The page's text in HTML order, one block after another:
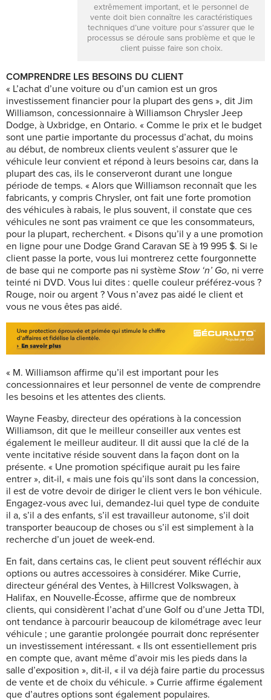
extrêmement important, et le personnel de
vente doit bien connaître les caractéristiques
techniques d’une voiture pour s’assurer que le
processus se déroule sans problème et que le
client puisse faire son choix.
COMPRENDRE LES BESOINS DU CLIENT
« L’achat d’une voiture ou d’un camion est un gros
investissement financier pour la plupart des gens », dit Jim
Williamson, concessionnaire à Williamson Chrysler Jeep
Dodge, à Uxbridge, en Ontario. « Comme le prix et le budget
sont une partie importante du processus d’achat, du moins
au début, de nombreux clients veulent s’assurer que le
véhicule leur convient et répond à leurs besoins car, dans la
plupart des cas, ils le conserveront durant une longue
période de temps. « Alors que Williamson reconnaît que les
fabricants, y compris Chrysler, ont fait une forte promotion
des véhicules à rabais, le plus souvent, il constate que ces
véhicules ne sont pas vraiment ce que les consommateurs,
pour la plupart, recherchent. « Disons qu’il y a une promotion
en ligne pour une Dodge Grand Caravan SE à 19 995 $. Si le
client passe la porte, vous lui montrerez cette fourgonnette
de base qui ne comporte pas ni système Stow ‘n’ Go, ni verre
teinté ni DVD. Vous lui dites : quelle couleur préférez-vous ?
Rouge, noir ou argent ? Vous n’avez pas aidé le client et
vous ne vous êtes pas aidé.
« M. Williamson affirme qu’il est important pour les
concessionnaires et leur personnel de vente de comprendre
les besoins et les attentes des clients.
Wayne Feasby, directeur des opérations à la concession
Williamson, dit que le meilleur conseiller aux ventes est
également le meilleur auditeur. Il dit aussi que la clé de la
vente incitative réside souvent dans la façon dont on la
présente. « Une promotion spécifique aurait pu les faire
entrer », dit-il, « mais une fois qu’ils sont dans la concession,
il est de votre devoir de diriger le client vers le bon véhicule.
Engagez-vous avec lui, demandez-lui quel type de conduite
il a, s’il a des enfants, s’il est travailleur autonome, s’il doit
transporter beaucoup de choses ou s’il est simplement à la
recherche d’un jouet de week-end.
En fait, dans certains cas, le client peut souvent réfléchir aux
options ou autres accessoires à considérer. Mike Currie,
directeur général des Ventes, à Hillcrest Volkswagen, à
Halifax, en Nouvelle-Écosse, affirme que de nombreux
clients, qui considèrent l’achat d’une Golf ou d’une Jetta TDI,
ont tendance à parcourir beaucoup de kilométrage avec leur
véhicule ; une garantie prolongée pourrait donc représenter
un investissement intéressant. « Ils ont essentiellement pris
en compte que, avant même d’avoir mis les pieds dans la
salle d’exposition », dit-il, « il va déjà faire partie du processus
de vente et de choix du véhicule. » Currie affirme également
que d’autres options sont également populaires.